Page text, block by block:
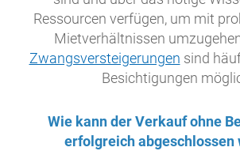
Ressourcen verfügen, um mit
Mietverhältnissen
Zwangsversteigerungen sind
Besichtigungen
Wie kann der Verkauf ohne
erfolgreich abgeschlossen